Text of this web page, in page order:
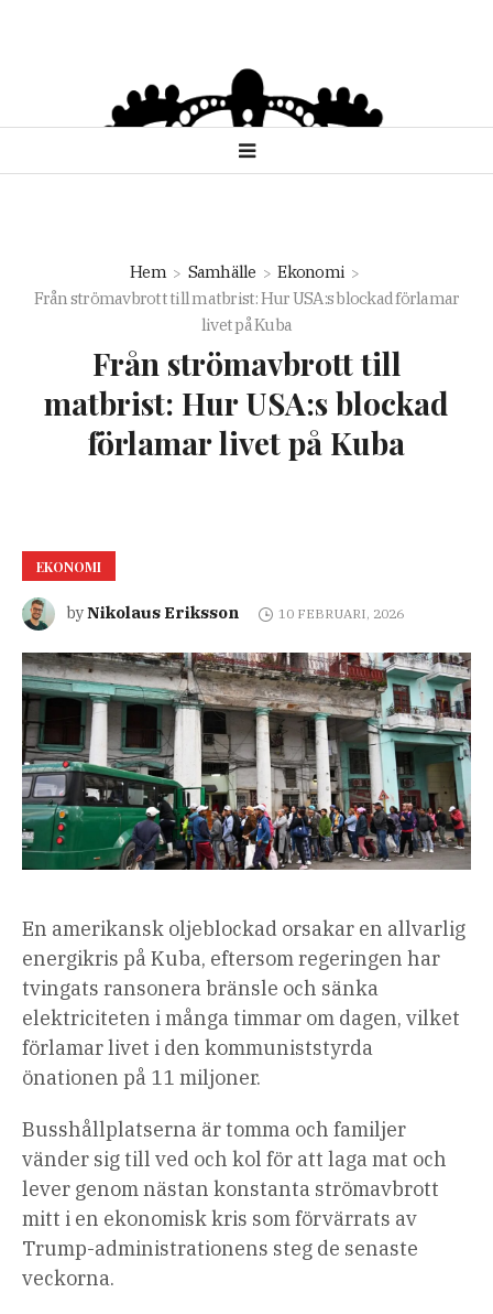
Hem Samhälle
Ekonomi
Från strömavbrott till matbrist: Hur USA:s blockad förlamar
livet på Kuba
Från strömavbrott till
matbrist: Hur USA:s blockad
förlamar livet på Kuba
EKONOMI
byNikolaus Eriksson 10 FEBRUARI, 2026
En amerikansk oljeblockad orsakar en allvarlig
energikris på Kuba, eftersom regeringen har
tvingats ransonera bränsle och sänka
elektriciteten i många timmar om dagen, vilket
förlamar livet i den kommuniststyrda
önationen på 11 miljoner.
Busshållplatserna är tomma och familjer
vänder sig till ved och kol för att laga mat och
lever genom nästan konstanta strömavbrott
mitt i en ekonomisk kris som förvärrats av
Trump-administrationens steg de senaste
veckorna.